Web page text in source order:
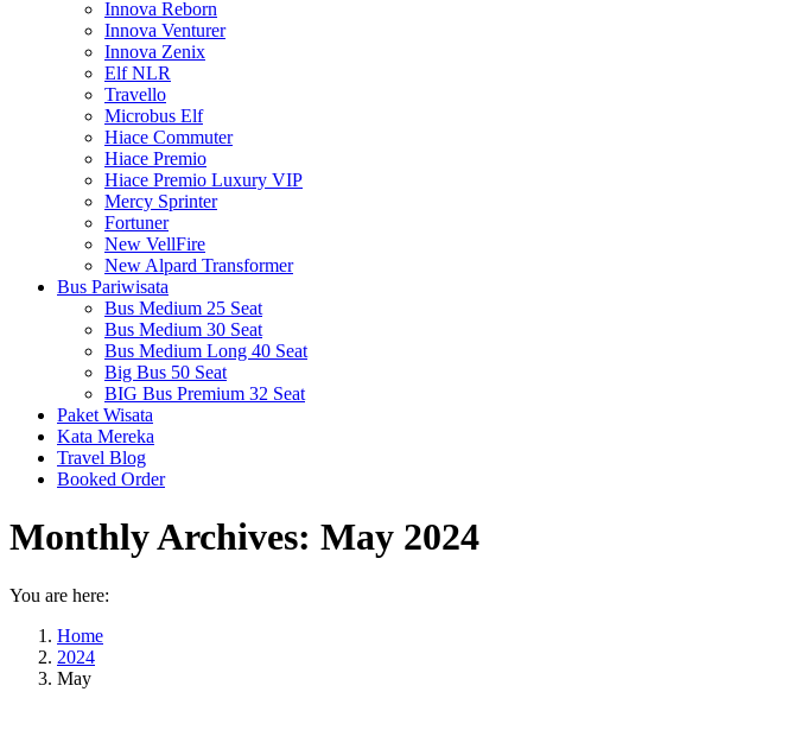
Innova Reborn
Innova Venturer
Innova Zenix
Elf NLR
Travello
Microbus Elf
Hiace Commuter
Hiace Premio
Hiace Premio Luxury VIP
Mercy Sprinter
Fortuner
New VellFire
New Alpard Transformer
Bus Pariwisata
Bus Medium 25 Seat
Bus Medium 30 Seat
Bus Medium Long 40 Seat
Big Bus 50 Seat
BIG Bus Premium 32 Seat
Paket Wisata
Kata Mereka
Travel Blog
Booked Order
Monthly Archives: May 2024
You are here:
Home
2024
May